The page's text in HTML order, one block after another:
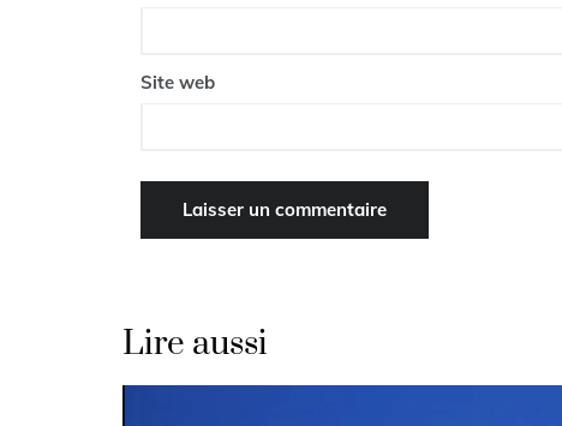
Site web
Lire aussi